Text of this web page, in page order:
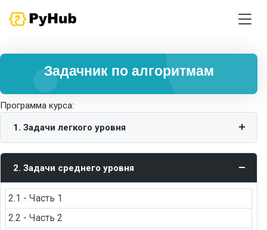
Задачник по алгоритмам
Программа курса:
1. Задачи легкого уровня
2. Задачи среднего уровня
2.1 - Часть 1
2.2 - Часть 2